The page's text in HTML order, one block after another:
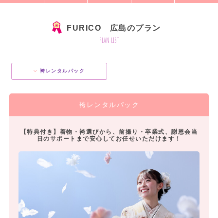
FURICO 広島のプラン
plan list
袴レンタルパック
袴レンタルパック
【特典付き】着物・袴選びから、前撮り・卒業式、謝恩会当
日のサポートまで安心してお任せいただけます！